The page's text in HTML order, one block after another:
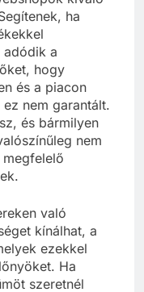
ha
adódik a
hogy
és a piacon
nem garantált.
és bármilyen
nem
való
kínálhat, a
ezekkel
Ha
szeretnél